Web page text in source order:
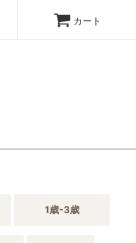
カート
1歳-3歳